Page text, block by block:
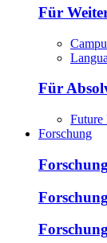
Für
Für
Future
Forschung